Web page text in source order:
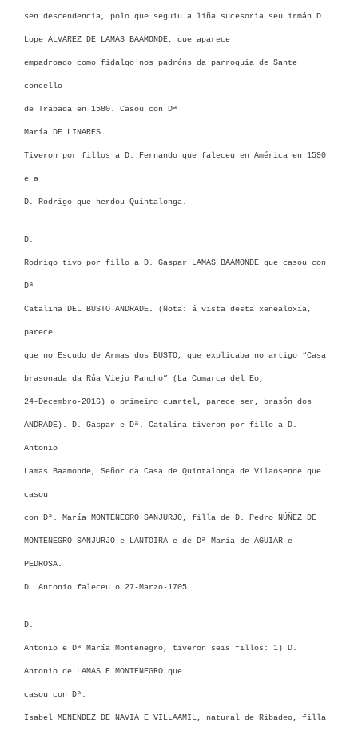
sen descendencia, polo que seguiu a liña sucesoria seu irmán D.
Lope ALVAREZ DE LAMAS BAAMONDE, que aparece
empadroado como fidalgo nos padróns da parroquia de Sante
concello
de Trabada en 1580. Casou con Dª
María DE LINARES.
Tiveron por fillos a D. Fernando que faleceu en América en 1590
e a
D. Rodrigo que herdou Quintalonga.
D.
Rodrigo tivo por fillo a D. Gaspar LAMAS BAAMONDE que casou con
Dª
Catalina DEL BUSTO ANDRADE. (Nota: á vista desta xenealoxía,
parece
que no Escudo de Armas dos BUSTO, que explicaba no artigo “Casa
brasonada da Rúa Viejo Pancho” (La Comarca del Eo,
24-Decembro-2016) o primeiro cuartel, parece ser, brasón dos
ANDRADE). D. Gaspar e Dª. Catalina tiveron por fillo a D.
Antonio
Lamas Baamonde, Señor da Casa de Quintalonga de Vilaosende que
casou
con Dª. María MONTENEGRO SANJURJO, filla de D. Pedro NÚÑEZ DE
MONTENEGRO SANJURJO e LANTOIRA e de Dª María de AGUIAR e
PEDROSA.
D. Antonio faleceu o 27-Marzo-1705.
D.
Antonio e Dª María Montenegro, tiveron seis fillos: 1) D.
Antonio de LAMAS E MONTENEGROque
casou con Dª.
Isabel MENENDEZ DE NAVIA E VILLAAMIL, natural de Ribadeo, filla